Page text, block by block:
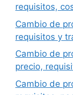
requisitos,
Cambio de
requisitos y
Cambio de
precio,
Cambio de